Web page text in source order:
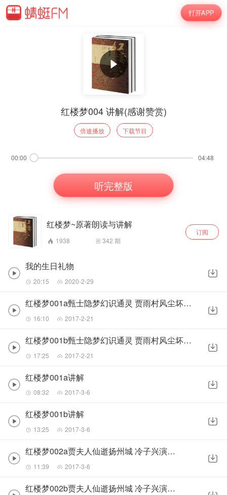
打开APP
红楼梦004 讲解(感谢赞赏)
倍速播放 下载节目
00:00 04:48
听完整版
红楼梦~原著朗读与讲解
1938 342 期
订阅
我的生日礼物
20:15 2020-2-29
红楼梦001a甄士隐梦幻识通灵 贾雨村风尘坏闺秀(感谢赞赏)
16:10 2017-2-21
红楼梦001b甄士隐梦幻识通灵 贾雨村风尘坏闺秀(感谢赞赏)
17:25 2017-2-21
红楼梦001a讲解
08:32 2017-3-6
红楼梦001b讲解
13:25 2017-3-6
红楼梦002a贾夫人仙逝扬州城 冷子兴演说荣国府
11:39 2017-3-6
红楼梦002b贾夫人仙逝扬州城 冷子兴演说荣国府